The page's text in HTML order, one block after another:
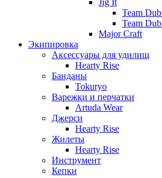
Team
Team
Major Craft
Экипировка
Аксессуары для удилищ
Hearty Rise
Банданы
Tokuryo
Варежки и перчатки
Artuda Wear
Джерси
Hearty Rise
Жилеты
Hearty Rise
Инструмент
Кепки